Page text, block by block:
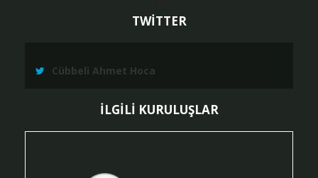
TWİTTER
Cübbeli Ahmet Hoca
İLGİLİ KURULUŞLAR